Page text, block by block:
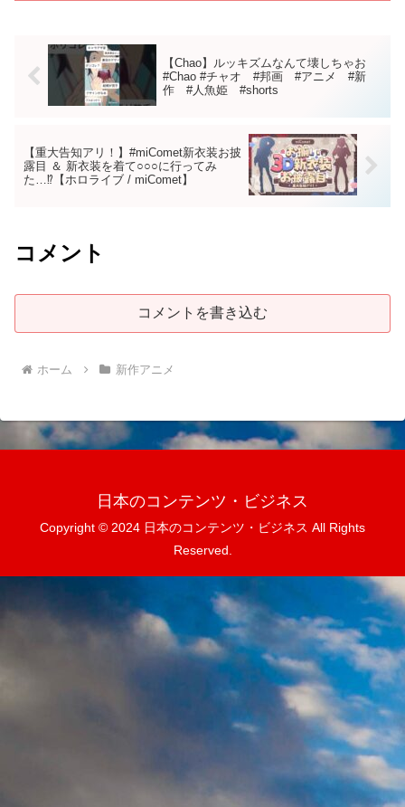
【Chao】ルッキズムなんて壊しちゃお
#Chao #チャオ #邦画 #アニメ #新
作 #人魚姫 #shorts
【重大告知アリ！】#miComet新衣装お披
露目 ＆ 新衣装を着て○○○に行ってみ
た…⁉【ホロライブ / miComet】
コメント
コメントを書き込む
ホーム 新作アニメ
日本のコンテンツ・ビジネス
Copyright © 2024 日本のコンテンツ・ビジネス All Rights
Reserved.